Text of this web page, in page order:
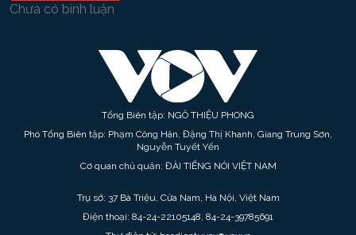
Chưa có bình luận
Tổng Biên tập: NGÔ THIỆU PHONG
Phó Tổng Biên tập: Phạm Công Hân, Đặng Thị Khanh, Giang Trung Sơn,
Nguyễn Tuyết Yến
Cơ quan chủ quản: ĐÀI TIẾNG NÓI VIỆT NAM
Trụ sở: 37 Bà Triệu, Cửa Nam, Hà Nội, Việt Nam
Điện thoại: 84-24-22105148, 84-24-39785691